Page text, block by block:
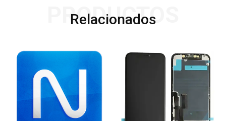
Relacionados
PRODUCTOS